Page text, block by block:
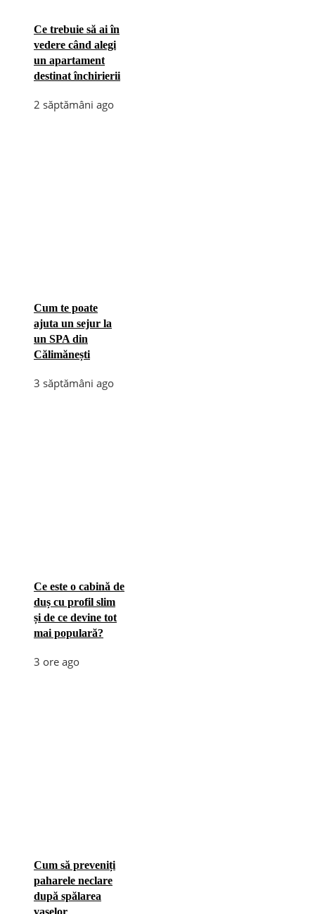
Ce trebuie să ai în
vedere când alegi
un apartament
destinat închirierii
2 săptămâni ago
Cum te poate
ajuta un sejur la
un SPA din
Călimănești
3 săptămâni ago
Ce este o cabină de
duș cu profil slim
și de ce devine tot
mai populară?
3 ore ago
Cum să preveniți
paharele neclare
după spălarea
vaselor